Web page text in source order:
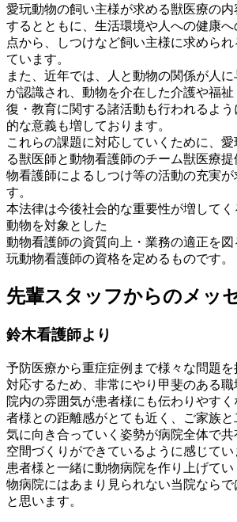
愛玩動物の飼い主様が求める獣医療の
するとともに、生活環境や人への健康
点から、しつけなど飼い主様に求めら
ています。
また、近年では、人と動物の関係が人
が認識され、動物を介在した介護や福
復・教育に関する諸活動も行われるよ
的な意義も増しております。
これらの課題に対応していくために、
る獣医師と動物看護師のチーム獣医療
物看護師によるしつけ等の活動の充実が
す。
本法律は今後社会的な重要性が増して
動物を対象とした
動物看護師の資質向上・業務の適正を
玩動物看護師の資格を定めるものです。
先輩スタッフからのメッ
鈴木看護師より
予防医療から重症症例まで様々な問題
対応するため、非常にやり甲斐のある職
院内の雰囲気が患者様にも伝わりやす
者様との距離感がとても近く、ご家族
気に向き合っていく姿勢が病院全体で
空間づくりができているように感じてい
患者様と一緒に動物病院を作り上げて
物病院にはあまり見られない当院なら
と思います。